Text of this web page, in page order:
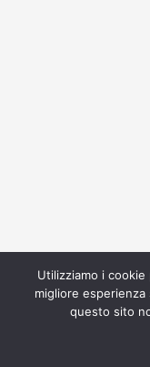
Utilizziamo i
migliore
questo sito